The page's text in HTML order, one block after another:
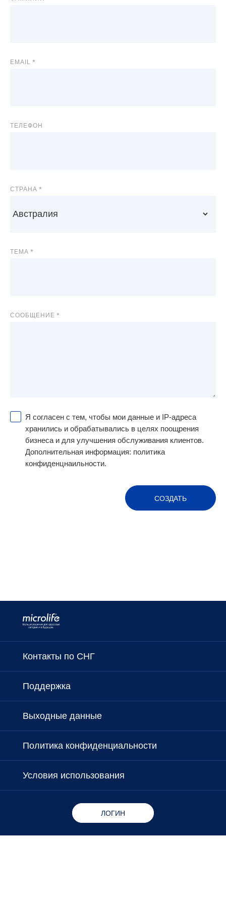
EMAIL
ТЕЛЕФОН
СТРАНА
ТЕМА
СООБЩЕНИЕ
Я согласен с тем, чтобы мои данные и IP-адреса
хранились и обрабатывались в целях поощрения
бизнеса и для улучшения обслуживания клиентов.
Дополнительная информация: политика
конфиденцнаильности.
СОЗДАТЬ
Контакты по СНГ
Поддержка
Выходные данные
Политика конфиденциальности
Условия использования
ЛОГИН